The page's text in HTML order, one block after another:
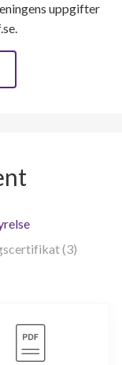
uppgifter
(3)